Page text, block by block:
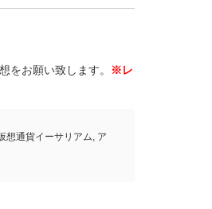
をお願い致します。
※レ
想通貨イーサリアム ア